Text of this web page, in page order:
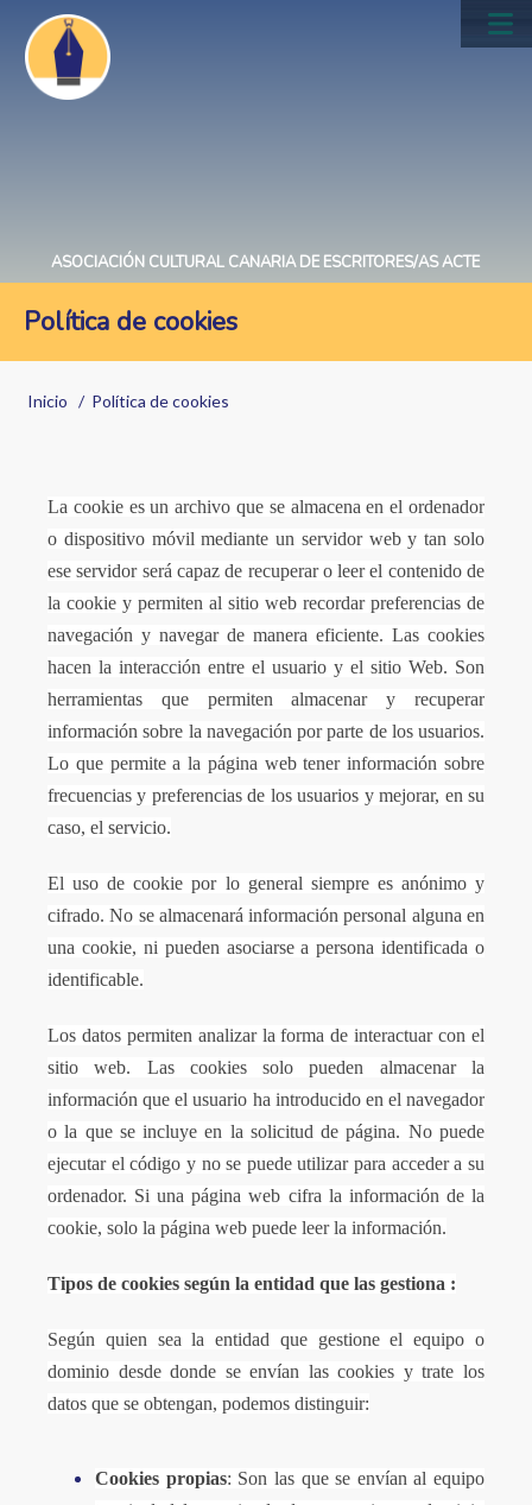
Pasar
contenido
principal
ASOCIACIÓN CULTURAL CANARIA DE ESCRITORES/AS ACTE
Política de cookies
Sobrescribir
ayuda
a
la
navegación
Inicio Política de cookies
La cookie es un archivo que se almacena en el ordenador
o dispositivo móvil mediante un servidor web y tan solo
ese servidor será capaz de recuperar o leer el contenido de
la cookie y permiten al sitio web recordar preferencias de
navegación y navegar de manera eficiente. Las cookies
hacen la interacción entre el usuario y el sitio Web. Son
herramientas que permiten almacenar y recuperar
información sobre la navegación por parte de los usuarios.
Lo que permite a la página web tener información sobre
frecuencias y preferencias de los usuarios y mejorar, en su
caso, el servicio.
El uso de cookie por lo general siempre es anónimo y
cifrado. No se almacenará información personal alguna en
una cookie, ni pueden asociarse a persona identificada o
identificable.
Los datos permiten analizar la forma de interactuar con el
sitio web. Las cookies solo pueden almacenar la
información que el usuario ha introducido en el navegador
o la que se incluye en la solicitud de página. No puede
ejecutar el código y no se puede utilizar para acceder a su
ordenador. Si una página web cifra la información de la
cookie, solo la página web puede leer la información.
Tipos de cookies según la entidad que las gestiona :
Según quien sea la entidad que gestione el equipo o
dominio desde donde se envían las cookies y trate los
datos que se obtengan, podemos distinguir:
Cookies propias: Son las que se envían al equipo